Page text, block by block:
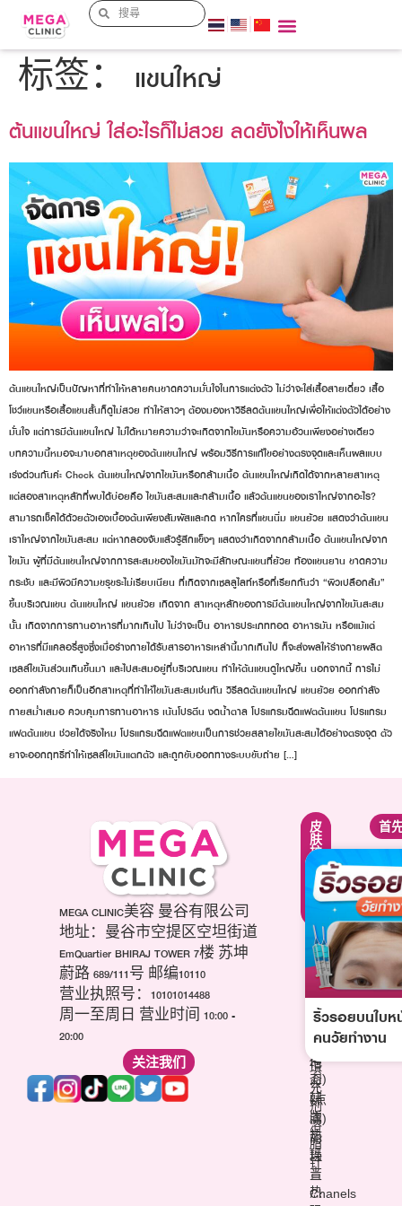
标签： แขนใหญ่
ต้นแขนใหญ่ ใส่อะไรก็ไม่สวย ลดยังไงให้เห็นผล
ต้นแขนใหญ่เป็นปัญหาที่ทำให้หลายคนขาดความมั่นใจในการแต่งตัว ไม่ว่าจะใส่เสื้อสายเดี่ยว เสื้อ
โชว์แขนหรือเสื้อแขนสั้นก็ดูไม่สวย ทำให้สาวๆ ต้องมองหาวิธีลดต้นแขนใหญ่เพื่อให้แต่งตัวได้อย่าง
มั่นใจ แต่การมีต้นแขนใหญ่ ไม่ได้หมายความว่าจะเกิดจากไขมันหรือความอ้วนเพียงอย่างเดียว
บทความนี้หมอจะมาบอกสาเหตุของต้นแขนใหญ่ พร้อมวิธีการแก้ไขอย่างตรงจุดและเห็นผลแบบ
เร่งด่วนกันค่ะ Check ต้นแขนใหญ่จากไขมันหรือกล้ามเนื้อ ต้นแขนใหญ่เกิดได้จากหลายสาเหตุ
แต่สองสาเหตุหลักที่พบได้บ่อยคือ ไขมันสะสมและกล้ามเนื้อ แล้วต้นแขนของเราใหญ่จากอะไร?
สามารถเช็คได้ด้วยตัวเองเบื้องต้นเพียงสัมผัสและกด หากใครที่แขนนิ่ม แขนย้วย แสดงว่าต้นแขน
เราใหญ่จากไขมันสะสม แต่หากลองจับแล้วรู้สึกแข็งๆ แสดงว่าเกิดจากกล้ามเนื้อ ต้นแขนใหญ่จาก
ไขมัน ผู้ที่มีต้นแขนใหญ่จากการสะสมของไขมันมักจะมีลักษณะแขนที่ย้วย ท้องแขนยาน ขาดความ
กระชับ และมีผิวมีความขรุขระไม่เรียบเนียน ที่เกิดจากเซลลูไลท์หรือที่เรียกกันว่า “ผิวเปลือกส้ม”
ขึ้นบริเวณแขน ต้นแขนใหญ่ แขนย้วย เกิดจาก สาเหตุหลักของการมีต้นแขนใหญ่จากไขมันสะสม
นั้น เกิดจากการทานอาหารที่มากเกินไป ไม่ว่าจะเป็น อาหารประเภททอด อาหารมัน หรือแม้แต่
อาหารที่มีแคลอรี่สูงซึ่งเมื่อร่างกายได้รับสารอาหารเหล่านี้มากเกินไป ก็จะส่งผลให้ร่างกายผลิต
เซลล์ไขมันส่วนเกินขึ้นมา และไปสะสมอยู่ที่บริเวณแขน ทำให้ต้นแขนดูใหญ่ขึ้น นอกจากนี้ การไม่
ออกกำลังกายก็เป็นอีกสาเหตุที่ทำให้ไขมันสะสมเช่นกัน วิธีลดต้นแขนใหญ่ แขนย้วย ออกกำลัง
กายสม่ำเสมอ ควบคุมการทานอาหาร เน้นโปรตีน งดน้ำตาล โปรแกรมฉีดแฟตต้นแขน โปรแกรม
แฟตต้นแขน ช่วยได้จริงไหม โปรแกรมฉีดแฟตแขนเป็นการช่วยสลายไขมันสะสมได้อย่างตรงจุด ตัว
ยาจะออกฤทธิ์ทำให้เซลล์ไขมันแตกตัว และถูกขับออกทางระบบขับถ่าย […]
MEGA CLINIC美容 曼谷有限公司
地址：曼谷市空提区空坦街道
EmQuartier BHIRAJ TOWER 7楼 苏坤
蔚路 689/111号 邮编10110
营业执照号：10101014488
周一至周日 营业时间 10:00 -
20:00
关注我们
面
部
轮
廓
调
整
项
肉
毒
杆
菌
(玻
填
充
剂
溶
脂
针
紧
致
提
升
疗
程
三
代
海
芙
波
(超
声
刀)
韩
版
热
玛
吉
热
皮
肤
护
理
疗
程
白
针
祛
痘
疤
针
维
他
命
(点
滴)
丽
珠
兰
Chanels
首
ริ้วรอยบนใบห
คนวัยทำงาน